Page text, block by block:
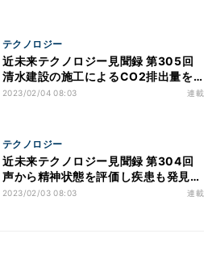
テクノロジー
近未来テクノロジー見聞録 第305回
清水建設の施工によるCO2排出量を
実質ゼロにする新しい地盤改良工法と
2023/02/04 08:03 連載
テクノロジー
近未来テクノロジー見聞録 第304回
声から精神状態を評価し疾患も発見で
きるアプリ「Canary」とは？
2023/02/03 08:03 連載